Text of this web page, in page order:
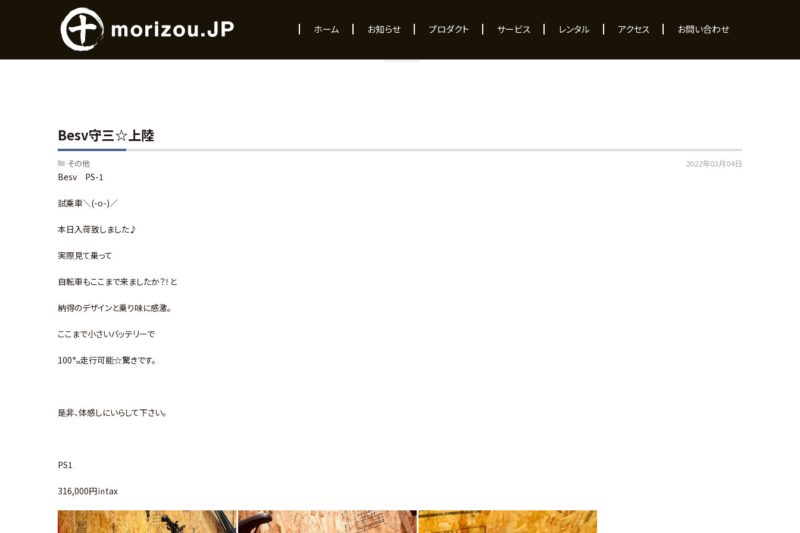
ホーム お知らせ プロダクト サービス レンタル アクセス お問い合わせ
NEWS
Besv守三☆上陸
その他 2022年03月04日
Besv PS-1
試乗車＼(-o-)／
本日入荷致しました♪
実際見て乗って
自転車もここまで来ましたか？！と
納得のデザインと乗り味に感激。
ここまで小さいバッテリーで
100㌔走行可能☆驚きです。
是非、体感しにいらして下さい。
PS1
316,000円㏌tax